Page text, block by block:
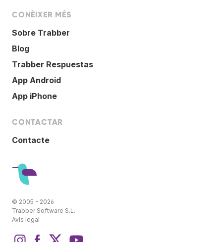
CONÈIXER MÉS
Sobre Trabber
Blog
Trabber Respuestas
App Android
App iPhone
CONTACTAR
Contacte
© 2005 - 2026
Trabber Software S.L.
Avís legal